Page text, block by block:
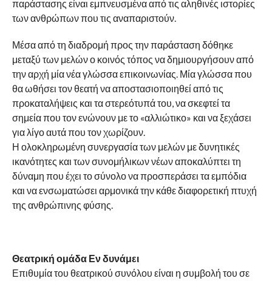
παράστασης είναι εμπνευσμένα από τις αληθινές ιστορίες
των ανθρώπων που τις αναπαριστούν.
Μέσα από τη διαδρομή προς την παράσταση δόθηκε
μεταξύ των μελών ο κοινός τόπος να δημιουργήσουν από
την αρχή μία νέα γλώσσα επικοινωνίας. Μία γλώσσα που
θα ωθήσει τον θεατή να αποστασιοποιηθεί από τις
προκαταλήψεις και τα στερεότυπά του, να σκεφτεί τα
σημεία που τον ενώνουν με το «αλλιώτικο» και να ξεχάσει
για λίγο αυτά που τον χωρίζουν.
Η ολοκληρωμένη συνεργασία των μελών με δυνητικές
ικανότητες και των συνομήλικων νέων αποκαλύπτει τη
δύναμη που έχει το σύνολο να προσπεράσει τα εμπόδια
και να ενσωματώσει αρμονικά την κάθε διαφορετική πτυχή
της ανθρώπινης φύσης.
Θεατρική ομάδα Εν δυνάμει
Επιθυμία του θεατρικού συνόλου είναι η συμβολή του σε